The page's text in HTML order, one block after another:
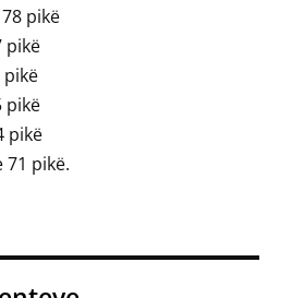
pikë
pikë
pikë
pikë
pikë
71 pikë.